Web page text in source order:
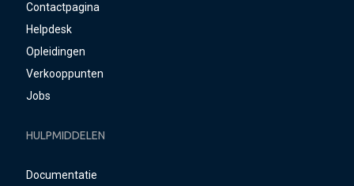
Contactpagina
Helpdesk
Opleidingen
Verkooppunten
Jobs
HULPMIDDELEN
Documentatie